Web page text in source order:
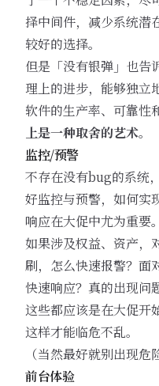
择中间件，减少系统潜
较好的选择。
但是「没有银弹」也告
理上的进步，能够独立
软件的生产率、可靠性
上是一种取舍的艺术。
监控/预警
不存在没有bug的系统
好监控与预警，如何实
响应在大促中尤为重要。
如果涉及权益、资产，
刷，怎么快速报警？面
快速响应？真的出现问
这些都应该是在大促开
这样才能临危不乱。
（当然最好就别出现
前台体验